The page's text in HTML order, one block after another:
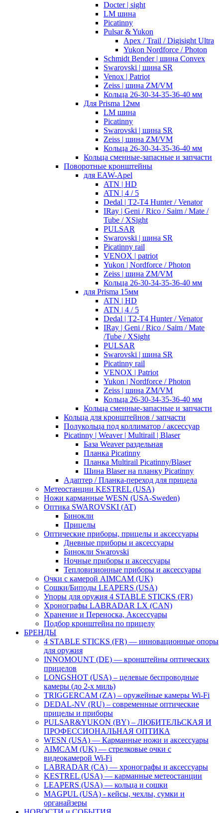
Docter | sight
LM шина
Picatinny
Pulsar & Yukon
Apex / Trail / Digisight Ultra
Yukon Nordforce / Photon
Schmidt Bender | шина Convex
Swarovski | шина SR
Venox | Patriot
Zeiss | шина ZM/VM
Кольца 26-30-34-35-36-40 мм
Для Prisma 12мм
LM шина
Picatinny
Swarovski | шина SR
Zeiss | шина ZM/VM
Кольца 26-30-34-35-36-40 мм
Кольца сменные-запасные и запчасти
Поворотные кронштейны
для EAW-Apel
ATN | HD
ATN | 4 / 5
Dedal | T2-T4 Hunter / Venator
IRay | Geni / Rico / Saim / Mate /
Tube / XSight
PULSAR
Swarovski | шина SR
Picatinny rail
VENOX | patriot
Yukon | Nordforce / Photon
Zeiss | шина ZM/VM
Кольца 26-30-34-35-36-40 мм
для Prisma 15мм
ATN | HD
ATN | 4 / 5
Dedal | T2-T4 Hunter / Venator
IRay | Geni / Rico / Saim / Mate
/Tube / XSight
PULSAR
Swarovski | шина SR
Picatinny rail
VENOX | Patriot
Yukon | Nordforce / Photon
Zeiss | шина ZM/VM
Кольца 26-30-34-35-36-40 мм
Кольца сменные-запасные и запчасти
Кольца для кронштейнов / запчасти
Полукольца под коллиматор / аксессуар
Picatinny | Weaver | Multirail | Blaser
База Weaver раздельная
Планка Picatinny
Планка Multirail Picatinny/Blaser
Шина Blaser на планку Picatinny
Адаптер / Планка-переход для прицела
Метеостанции KESTREL (USA)
Ножи карманные WESN (USA-Sweden)
Оптика SWAROVSKI (AT)
Бинокли
Прицелы
Оптические приборы, прицелы и аксессуары
Дневные приборы и аксессуары
Бинокли Swarovski
Ночные приборы и аксессуары
Тепловизионные приборы и аксессуары
Очки с камерой AIMCAM (UK)
Сошки/Биподы LEAPERS (USA)
Упоры для оружия 4 STABLE STICKS (FR)
Хронографы LABRADAR LX (CAN)
Хранение и Переноска, Аксессуары
Подбор кронштейна по прицелу
БРЕНДЫ
4 STABLE STICKS (FR) — инновационные опоры
для оружия
INNOMOUNT (DE) — кронштейны оптических
прицелов
LONGSHOT (USA) – целевые беспроводные
камеры (до 2-х миль)
TRIGGERCAM (ZA) – оружейные камеры Wi-Fi
DEDAL-NV (RU) – современные оптические
прицелы и приборы
PULSAR&YUKON (BY) – ЛЮБИТЕЛЬСКАЯ И
ПРОФЕССИОНАЛЬНАЯ ОПТИКА
WESN (USA) — Карманные ножи и аксессуары
AIMCAM (UK) — стрелковые очки с
видеокамерой Wi-Fi
LABRADAR (CA) — хронографы и аксессуары
KESTREL (USA) — карманные метеостанции
LEAPERS (USA) — кольца и сошки
MAGPUL (USA) - кейсы, чехлы, сумки и
органайзеры